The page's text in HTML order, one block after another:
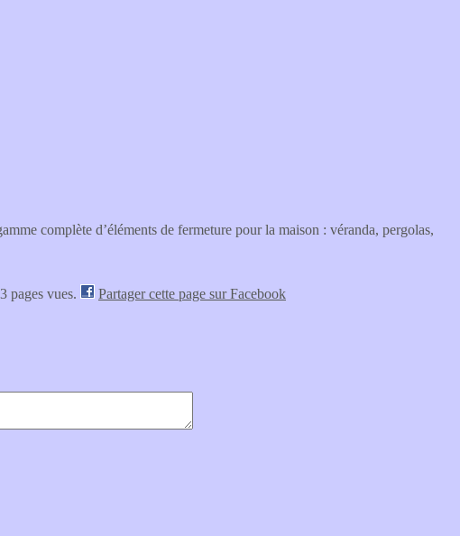
complète d’éléments de fermeture pour la maison : véranda, pergolas,
pages vues.
Partager cette page sur Facebook